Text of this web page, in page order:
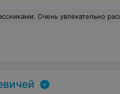
и на мягких, тренировочных, и на настоящих дали немножко) из лука стреляли) сами из Минска на автобусе добирались, потом назад! Очень советую!!! Получше, чем за границей! + Те ребята сказали, что скоро открывают новый объект где-то